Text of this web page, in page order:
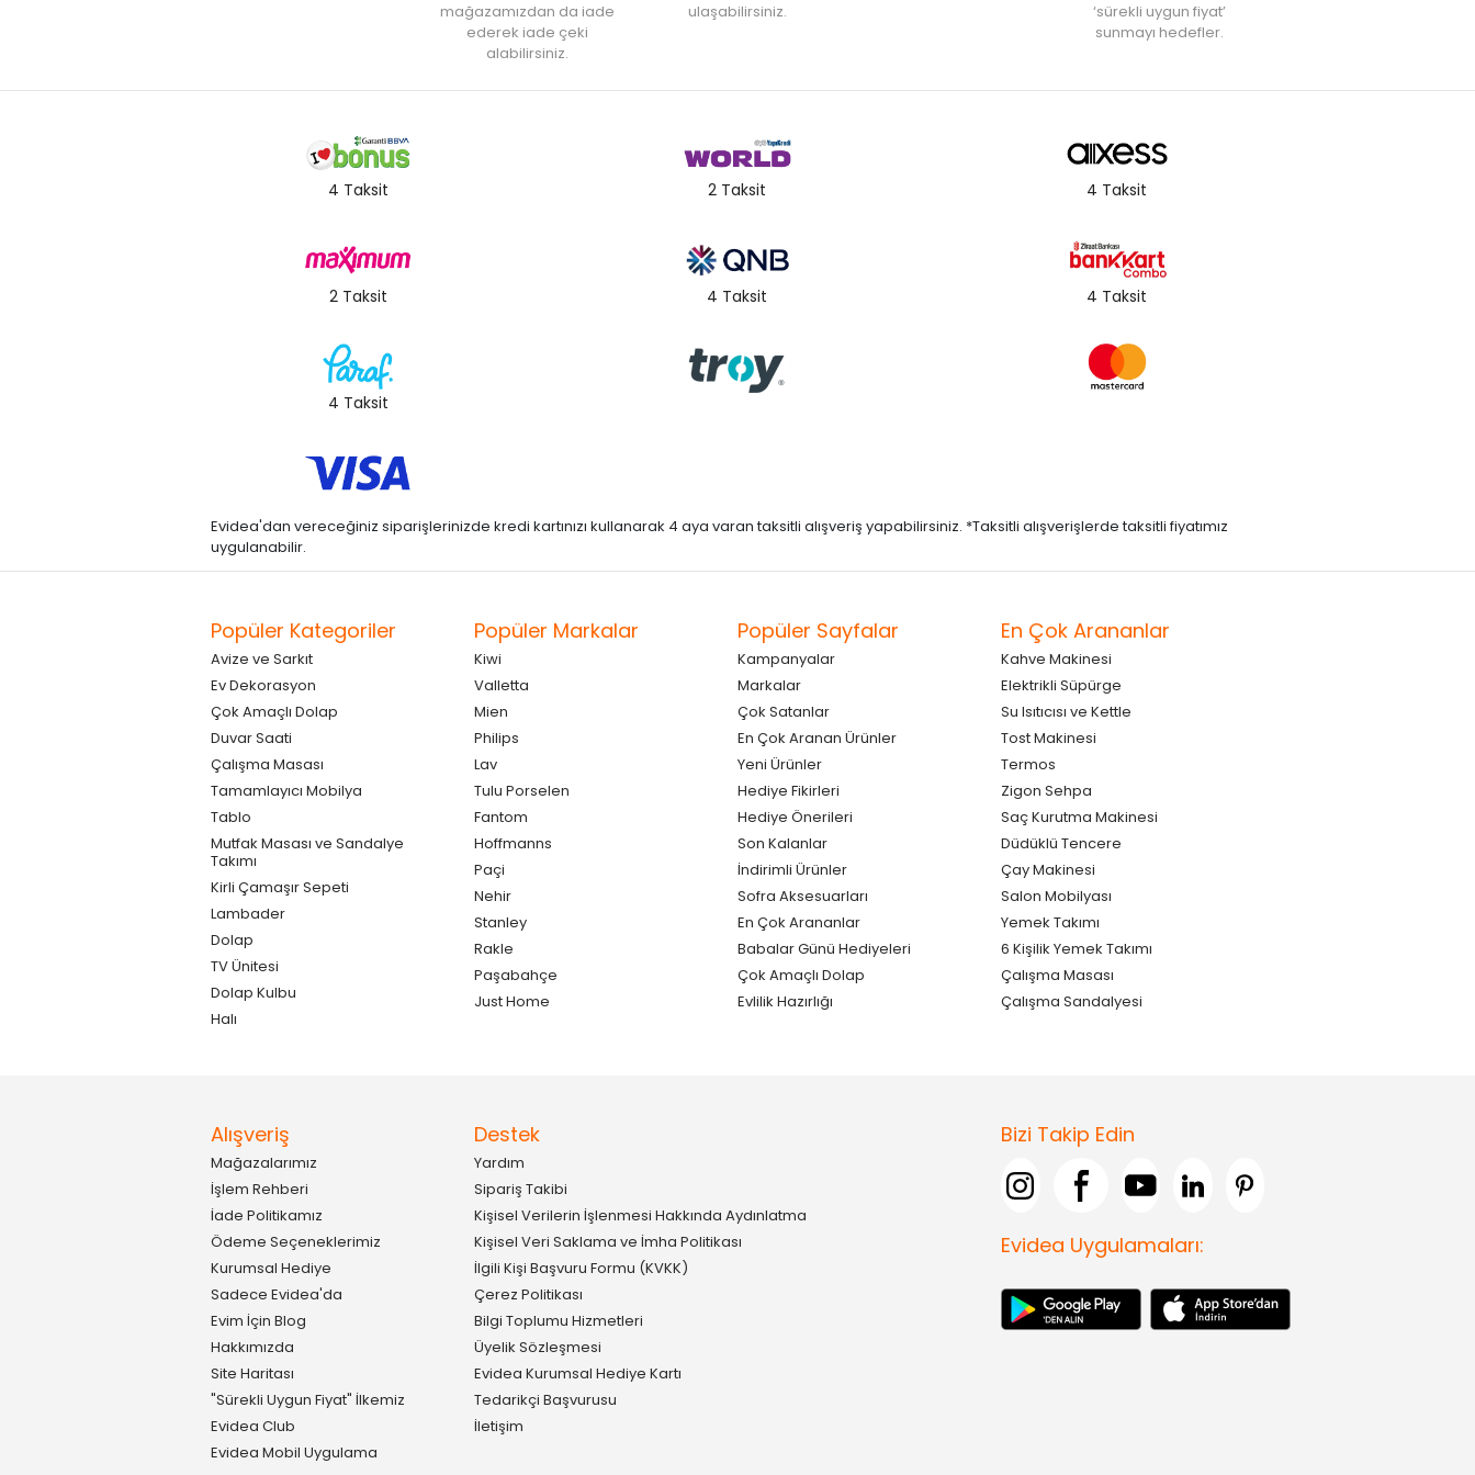
mağazamızdan da iade
ederek iade çeki
alabilirsiniz.
ulaşabilirsiniz.
‘sürekli uygun fiyat’
sunmayı hedefler.
4 Taksit 2 Taksit 4 Taksit
2 Taksit 4 Taksit 4 Taksit
4 Taksit
Evidea'dan vereceğiniz siparişlerinizde kredi kartınızı kullanarak 4 aya varan taksitli alışveriş yapabilirsiniz. *Taksitli alışverişlerde taksitli fiyatımız
uygulanabilir.
Popüler Kategoriler
Avize ve Sarkıt
Ev Dekorasyon
Çok Amaçlı Dolap
Duvar Saati
Çalışma Masası
Tamamlayıcı Mobilya
Tablo
Mutfak Masası ve Sandalye
Takımı
Kirli Çamaşır Sepeti
Lambader
Dolap
TV Ünitesi
Dolap Kulbu
Halı
Popüler Markalar
Kiwi
Valletta
Mien
Philips
Lav
Tulu Porselen
Fantom
Hoffmanns
Paçi
Nehir
Stanley
Rakle
Paşabahçe
Just Home
Popüler Sayfalar
Kampanyalar
Markalar
Çok Satanlar
En Çok Aranan Ürünler
Yeni Ürünler
Hediye Fikirleri
Hediye Önerileri
Son Kalanlar
İndirimli Ürünler
Sofra Aksesuarları
En Çok Arananlar
Babalar Günü Hediyeleri
Çok Amaçlı Dolap
Evlilik Hazırlığı
En Çok Arananlar
Kahve Makinesi
Elektrikli Süpürge
Su Isıtıcısı ve Kettle
Tost Makinesi
Termos
Zigon Sehpa
Saç Kurutma Makinesi
Düdüklü Tencere
Çay Makinesi
Salon Mobilyası
Yemek Takımı
6 Kişilik Yemek Takımı
Çalışma Masası
Çalışma Sandalyesi
Alışveriş
Mağazalarımız
İşlem Rehberi
İade Politikamız
Ödeme Seçeneklerimiz
Kurumsal Hediye
Sadece Evidea'da
Evim İçin Blog
Hakkımızda
Site Haritası
"Sürekli Uygun Fiyat" İlkemiz
Evidea Club
Evidea Mobil Uygulama
Destek
Yardım
Sipariş Takibi
Kişisel Verilerin İşlenmesi Hakkında Aydınlatma
Kişisel Veri Saklama ve İmha Politikası
İlgili Kişi Başvuru Formu (KVKK)
Çerez Politikası
Bilgi Toplumu Hizmetleri
Üyelik Sözleşmesi
Evidea Kurumsal Hediye Kartı
Tedarikçi Başvurusu
İletişim
Bizi Takip Edin
Evidea Uygulamaları: